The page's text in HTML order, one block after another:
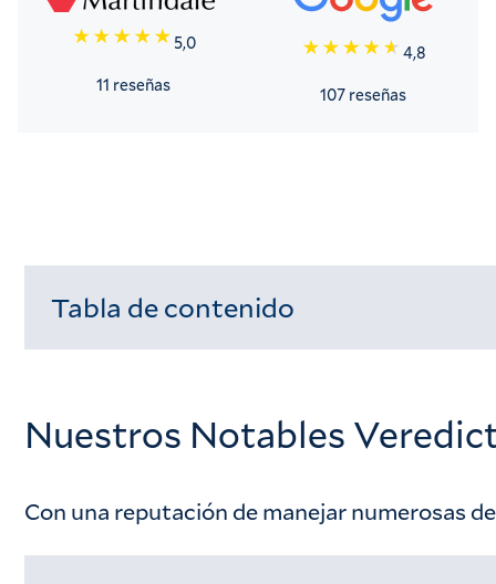
5,0
11 reseñas
4,8
107 reseñas
Tabla de contenido
Nuestros Notables
Con una reputación de manejar numerosas